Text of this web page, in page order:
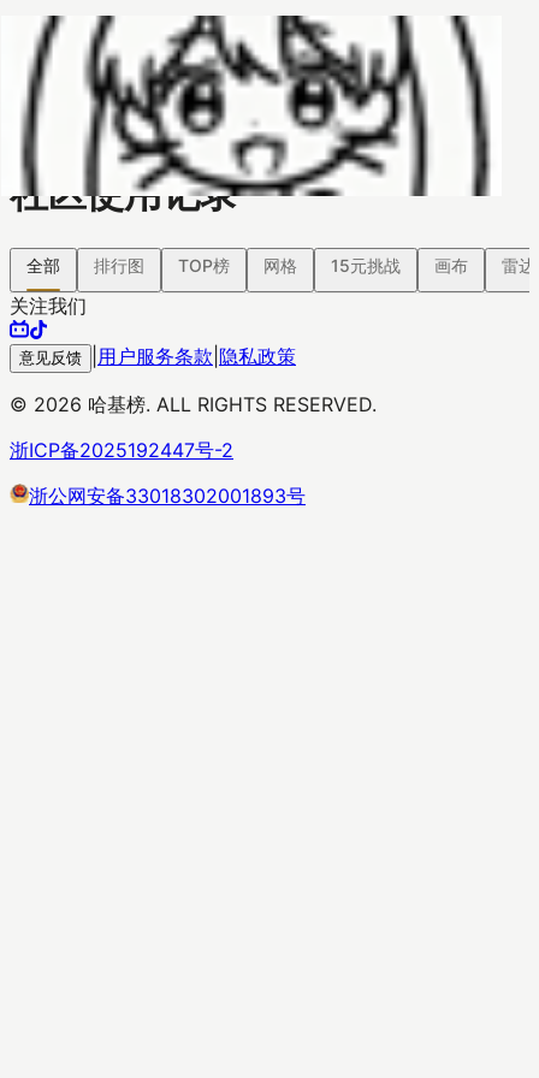
哈基榜
搜索
创建模板
返回模版
社区使用记录
全部 排行图 TOP榜 网格 15元挑战 画布 雷达
关注我们
意见反馈 用户服务条款 隐私政策
© 2026 哈基榜. ALL RIGHTS RESERVED.
浙ICP备2025192447号-2
浙公网安备33018302001893号